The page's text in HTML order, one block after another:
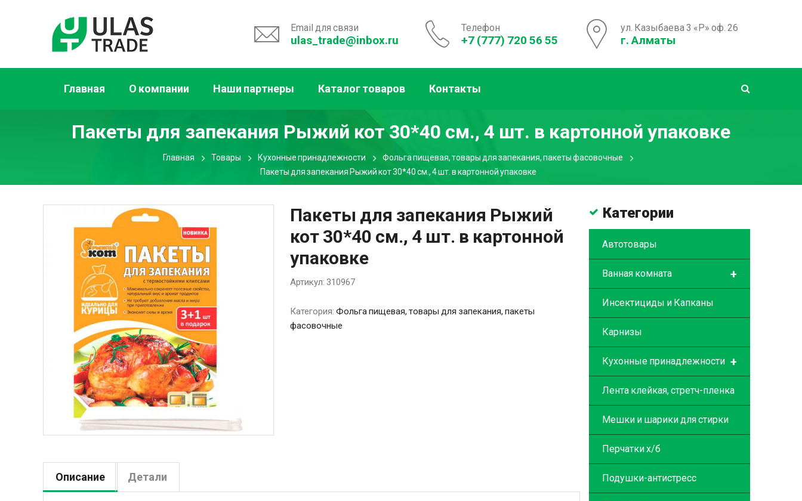
Email для связи
ulas_trade@inbox.ru
Телефон
+7 (777) 720 56 55
ул. Казыбаева 3 «Р» оф. 26
г. Алматы
Главная О компании Наши партнеры Каталог товаров Контакты
Пакеты для запекания Рыжий кот 30*40 см., 4 шт. в картонной упаковке
Главная Товары Кухонные принадлежности
Фольга пищевая, товары для запекания, пакеты фасовочные
Пакеты для запекания Рыжий кот 30*40 см., 4 шт. в картонной упаковке
Пакеты для запекания Рыжий
кот 30*40 см., 4 шт. в картонной
упаковке
Артикул: 310967
Категория: Фольга пищевая, товары для запекания, пакеты
фасовочные
Описание Детали
Категории
Автотовары
+
Ванная комната
Инсектициды и Капканы
Карнизы
+
Кухонные принадлежности
Лента клейкая, стретч-пленка
Мешки и шарики для стирки
Перчатки х/б
Подушки-антистресс